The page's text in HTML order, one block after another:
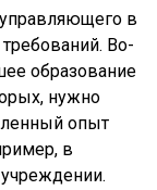
управляющего в
Во-
образование
нужно
опыт
в